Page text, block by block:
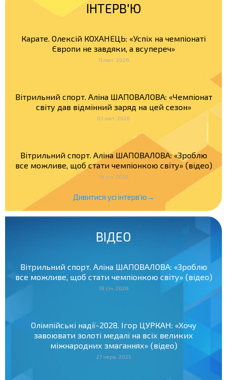
ІНТЕРВ'Ю
Карате. Олексій КОХАНЕЦЬ: «Успіх на чемпіонаті
Європи не завдяки, а всупереч»
11 лют. 2026
Вітрильний спорт. Аліна ШАПОВАЛОВА: «Чемпіонат
світу дав відмінний заряд на цей сезон»
03 лют. 2026
Вітрильний спорт. Аліна ШАПОВАЛОВА: «Зроблю
все можливе, щоб стати чемпіонкою світу» (відео)
19 січ. 2026
Дивитися усі інтерв'ю→
ВІДЕО
Вітрильний спорт. Аліна ШАПОВАЛОВА: «Зроблю
все можливе, щоб стати чемпіонкою світу» (відео)
19 січ. 2026
Олімпійські надії-2028. Ігор ЦУРКАН: «Хочу
завоювати золоті медалі на всіх великих
міжнародних змаганнях» (відео)
27 черв. 2025